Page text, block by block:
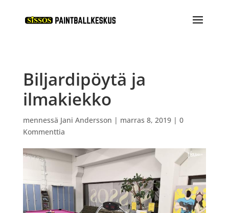
Biljardipöytä ja
ilmakiekko
mennessä Jani Andersson | marras 8, 2019| 0
Kommenttia